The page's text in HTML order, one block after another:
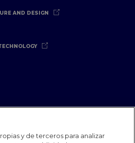
AND DESIGN
Contacto IE Jobs
Dona
y de terceros para analizar